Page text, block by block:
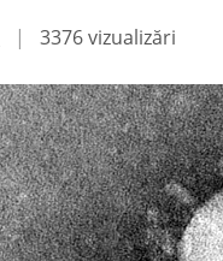
| 3376 vizualizări